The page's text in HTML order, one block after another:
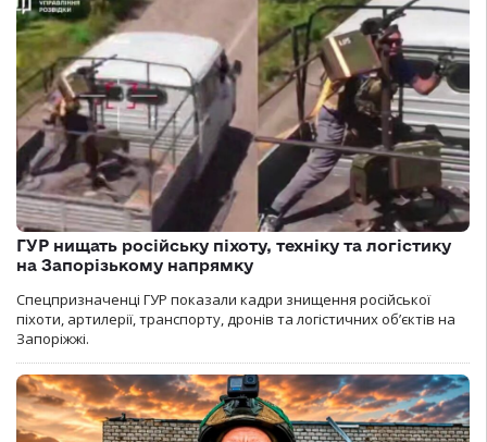
ГУР нищать російську піхоту, техніку та логістику
на Запорізькому напрямку
Спецпризначенці ГУР показали кадри знищення російської
піхоти, артилерії, транспорту, дронів та логістичних об’єктів на
Запоріжжі.